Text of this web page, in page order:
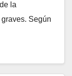
la
Según